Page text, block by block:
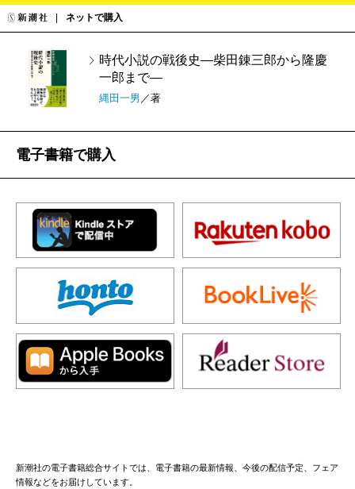
ネットで購入
時代小説の戦後史―柴田錬三郎から隆慶
一郎まで―
縄田一男 ／著
電子書籍で購入
新潮社の電子書籍総合サイトでは、電子書籍の最新情報、今後の配信予定、フェア
情報などをお届けしています。